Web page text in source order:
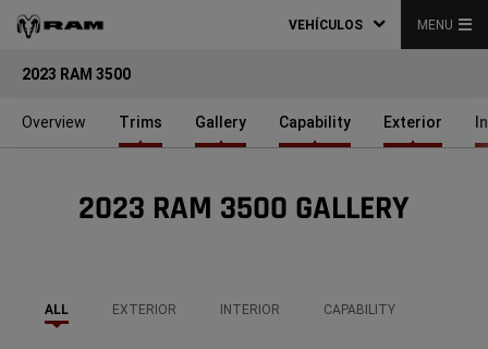
VEHÍCULOS MENU
2023 RAM 3500
Overview Trims Gallery Capability Exterior
2023 RAM 3500 GALLERY
ALL EXTERIOR INTERIOR CAPABILITY